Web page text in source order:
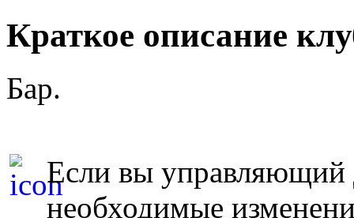
Краткое описание
Бар.
Если вы управляющий
необходимые